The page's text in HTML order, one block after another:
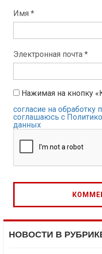
Имя *
Электронная почта *
Нажимая на кнопку
согласие на
соглашаюсь с
данных
НОВОСТИ В